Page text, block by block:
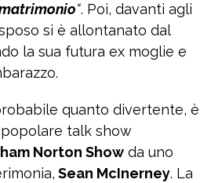
“. Poi, davanti agli
si è allontanato dal
la sua futura ex moglie e
quanto divertente, è
talk show
Norton Show da uno
Sean McInerney. La